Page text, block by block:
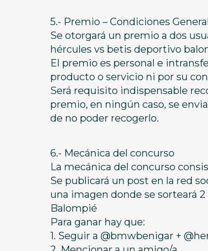
5.- Premio – Condiciones
Se otorgará un premio a dos
hércules vs betis deportivo
El premio es personal e
producto o servicio ni por su
Será requisito indispensable
premio, en ningún caso, se
de no poder recogerlo.
6.- Mecánica del concurso
La mecánica del concurso
Se publicará un post en la red
una imagen donde se sorteará
Balompié
Para ganar hay que:
1. Seguir a @bmwbenigar +